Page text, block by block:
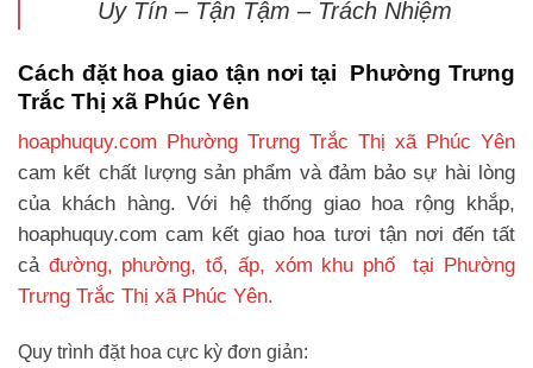
Uy Tín – Tận Tậm – Trách Nhiệm
Cách đặt hoa giao tận nơi tại Phường Trưng
Trắc Thị xã Phúc Yên
hoaphuquy.com Phường Trưng Trắc Thị xã Phúc Yên
cam kết chất lượng sản phẩm và đảm bảo sự hài lòng
của khách hàng. Với hệ thống giao hoa rộng khắp,
hoaphuquy.com cam kết giao hoa tươi tận nơi đến tất
cả đường, phường, tổ, ấp, xóm khu phố tại Phường
Trưng Trắc Thị xã Phúc Yên.
Quy trình đặt hoa cực kỳ đơn giản: